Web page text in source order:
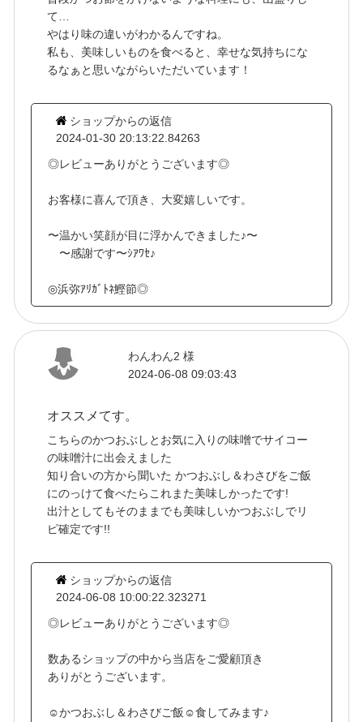
て…
やはり味の違いがわかるんですね。
私も、美味しいものを食べると、幸せな気持ちにな
るなぁと思いながらいただいています！
ショップからの返信
2024-01-30 20:13:22.84263
◎レビューありがとうございます◎
お客様に喜んで頂き、大変嬉しいです。
〜温かい笑顔が目に浮かんできました♪〜
〜感謝です〜ｼｱﾜｾ♪
◎浜弥ｱﾘｶﾞﾄﾈ鰹節◎
わんわん2 様
2024-06-08 09:03:43
オススメてす。
こちらのかつおぶしとお気に入りの味噌でサイコー
の味噌汁に出会えました
知り合いの方から聞いた かつおぶし＆わさびをご飯
にのっけて食べたらこれまた美味しかったです!
出汁としてもそのままでも美味しいかつおぶしでリ
ピ確定です!!
ショップからの返信
2024-06-08 10:00:22.323271
◎レビューありがとうございます◎
数あるショップの中から当店をご愛顧頂き
ありがとうございます。
☺かつおぶし＆わさびご飯☺食してみます♪